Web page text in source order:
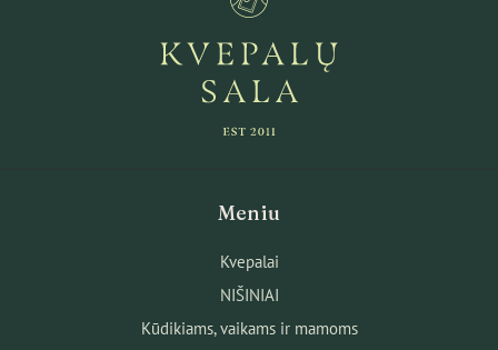
Meniu
Kvepalai
NIŠINIAI
Kūdikiams, vaikams ir mamoms